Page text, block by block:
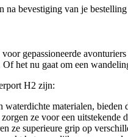
na bevestiging van je bestelling
gepassioneerde
het nu gaat om een
H2 zijn:
materialen, bieden
ze voor een uitstekende
ze superieure grip op